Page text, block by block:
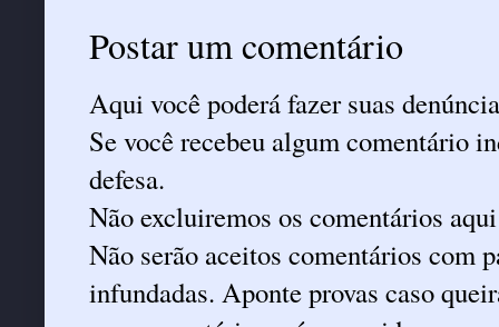
Postar um comentário
Aqui você poderá fazer suas
Se você recebeu algum comentário
defesa.
Não excluiremos os comentários
Não serão aceitos comentários com
infundadas. Aponte provas caso